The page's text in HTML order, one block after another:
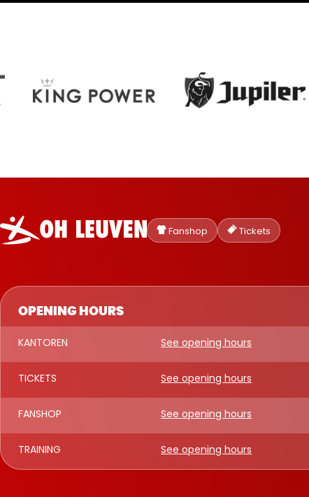
Oud-
Heverlee
Leuven
Fanshop Tickets
OPENING HOURS
KANTOREN See opening hours
TICKETS See opening hours
FANSHOP See opening hours
TRAINING See opening hours